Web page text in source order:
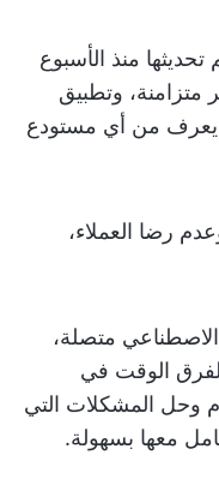
منذ الأسبوع
متزامنة، وتطبيق
يعرف من أي مستودع
رضا العملاء،
الاصطناعي متصلة،
الوقت في
وحل المشكلات التي
معها بسهولة.